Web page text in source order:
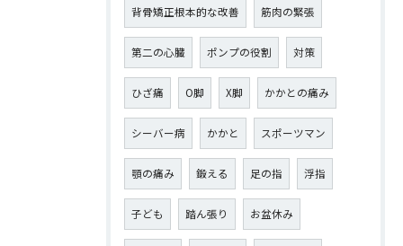
背骨矯正根本的な改善 筋肉の緊張
第二の心臓 ポンプの役割 対策
ひざ痛 О脚 X脚 かかとの痛み
シーバー病 かかと スポーツマン
顎の痛み 鍛える 足の指 浮指
子ども 踏ん張り お盆休み